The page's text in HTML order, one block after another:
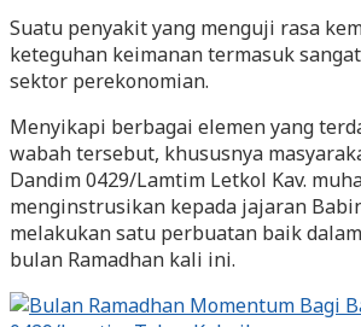
Suatu penyakit yang menguji rasa
keteguhan keimanan termasuk
sektor perekonomian.
Menyikapi berbagai elemen yang
wabah tersebut, khususnya
Dandim 0429/Lamtim Letkol Kav.
menginstrusikan kepada jajaran
melakukan satu perbuatan baik
bulan Ramadhan kali ini.